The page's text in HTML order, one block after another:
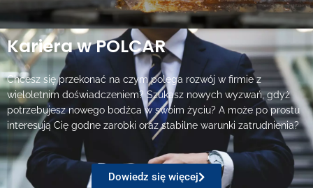
Kariera w POLCAR
Chcesz się przekonać na czym polega rozwój w firmie z
wieloletnim doświadczeniem? Szukasz nowych wyzwań, gdyż
potrzebujesz nowego bodźca w swoim życiu? A może po prostu
interesują Cię godne zarobki oraz stabilne warunki zatrudnienia?
Dowiedz się więcej